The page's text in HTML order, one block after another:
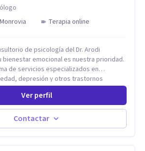
Monrovia
Terapia online
de psicología del Dr. Arodi
bienestar emocional es nuestra prioridad.
de servicios especializados en
depresión y otros trastornos
dedicados a ofrecerte el mejor
tu salud mental. En nuestro
una variedad de terapias y
para satisfacer tus necesidades
para Trastornos de Ansiedad y
Ver perfil
Contactar